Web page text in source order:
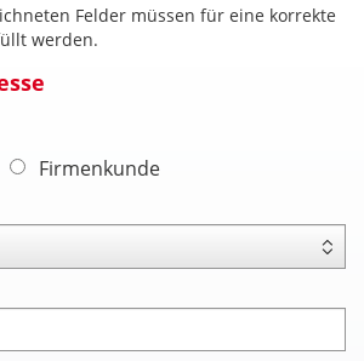
Felder müssen für eine korrekte
werden.
Firmenkunde